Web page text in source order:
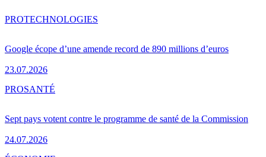
Google écope d’une amende record de 890 millions d’euros
23.07.2026
PROTECHNOLOGIES
Sept pays votent contre le programme de santé de la Commission
24.07.2026
PROSANTÉ